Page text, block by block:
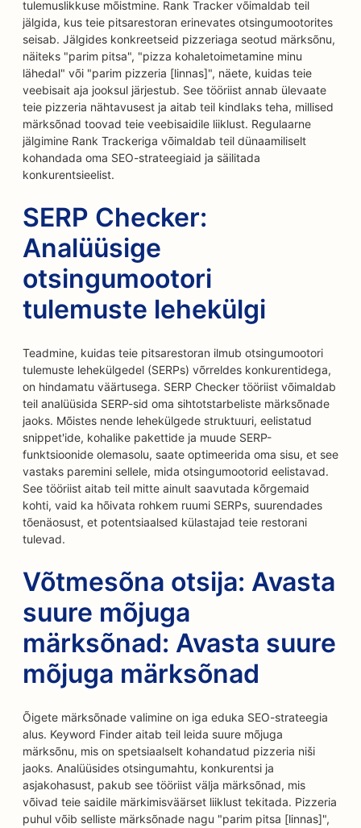
tulemuslikkuse mõistmine. Rank Tracker võimaldab teil
jälgida, kus teie pitsarestoran erinevates otsingumootorites
seisab. Jälgides konkreetseid pizzeriaga seotud märksõnu,
näiteks "parim pitsa", "pizza kohaletoimetamine minu
lähedal" või "parim pizzeria [linnas]", näete, kuidas teie
veebisait aja jooksul järjestub. See tööriist annab ülevaate
teie pizzeria nähtavusest ja aitab teil kindlaks teha, millised
märksõnad toovad teie veebisaidile liiklust. Regulaarne
jälgimine Rank Trackeriga võimaldab teil dünaamiliselt
kohandada oma SEO-strateegiaid ja säilitada
konkurentsieelist.
SERP Checker:
Analüüsige
otsingumootori
tulemuste lehekülgi
Teadmine, kuidas teie pitsarestoran ilmub otsingumootori
tulemuste lehekülgedel (SERPs) võrreldes konkurentidega,
on hindamatu väärtusega. SERP Checker tööriist võimaldab
teil analüüsida SERP-sid oma sihtotstarbeliste märksõnade
jaoks. Mõistes nende lehekülgede struktuuri, eelistatud
snippet'ide, kohalike pakettide ja muude SERP-
funktsioonide olemasolu, saate optimeerida oma sisu, et see
vastaks paremini sellele, mida otsingumootorid eelistavad.
See tööriist aitab teil mitte ainult saavutada kõrgemaid
kohti, vaid ka hõivata rohkem ruumi SERPs, suurendades
tõenäosust, et potentsiaalsed külastajad teie restorani
tulevad.
Võtmesõna otsija: Avasta
suure mõjuga
märksõnad: Avasta suure
mõjuga märksõnad
Õigete märksõnade valimine on iga eduka SEO-strateegia
alus. Keyword Finder aitab teil leida suure mõjuga
märksõnu, mis on spetsiaalselt kohandatud pizzeria niši
jaoks. Analüüsides otsingumahtu, konkurentsi ja
asjakohasust, pakub see tööriist välja märksõnad, mis
võivad teie saidile märkimisväärset liiklust tekitada. Pizzeria
puhul võib selliste märksõnade nagu "parim pitsa [linnas]",